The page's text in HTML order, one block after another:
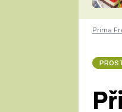
Prima